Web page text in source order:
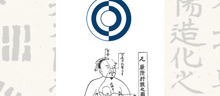
鍼灸教育について
胎漏(たいろう)とは②
Hospitalistとは①